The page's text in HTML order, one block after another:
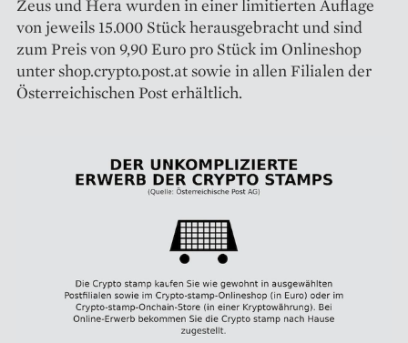
Zeus und Hera wurden in einer limitierten Auflage
von jeweils 15.000 Stück herausgebracht und sind
zum Preis von 9,90 Euro pro Stück im Onlineshop
unter shop.crypto.post.at sowie in allen Filialen der
Österreichischen Post erhältlich.